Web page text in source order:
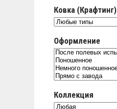
Ковка (Крафтинг)
Оформление
Коллекция